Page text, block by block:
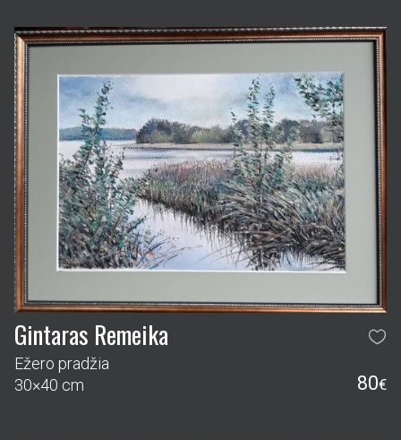
Gintaras Remeika
Ežero pradžia
30×40 cm
80€